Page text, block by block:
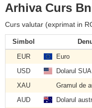
Arhiva Curs
Curs valutar (exprimat in
Simbol
EUR
Euro
USD
Dolarul SUA
XAU
Gramul de
AUD
Dolarul